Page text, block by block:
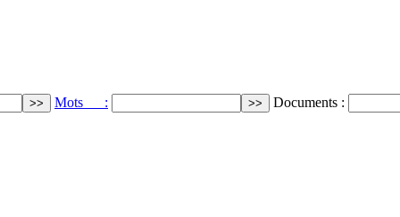
Mots : Documents :